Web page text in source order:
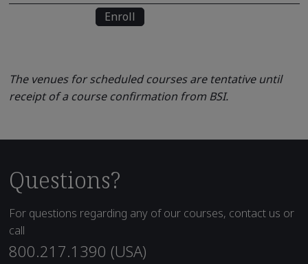
Enroll
The venues for scheduled courses are tentative until
receipt of a course confirmation from BSI.
Questions?
For questions regarding any of our courses, contact us or
call
800.217.1390 (USA)